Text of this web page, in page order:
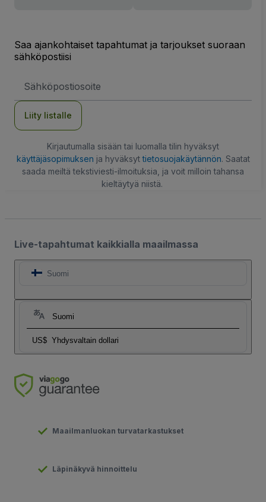
Saa ajankohtaiset tapahtumat ja tarjoukset suoraan
sähköpostiisi
Liity listalle
Kirjautumalla sisään tai luomalla tilin hyväksyt
käyttäjäsopimuksen ja hyväksyttietosuojakäytännön. Saatat
saada meiltä tekstiviesti-ilmoituksia, ja voit milloin tahansa
kieltäytyä niistä.
Live-tapahtumat kaikkialla maailmassa
Suomi
Suomi
US$ Yhdysvaltain dollari
Maailmanluokan turvatarkastukset
Läpinäkyvä hinnoittelu